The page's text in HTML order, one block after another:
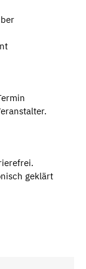
geklärt